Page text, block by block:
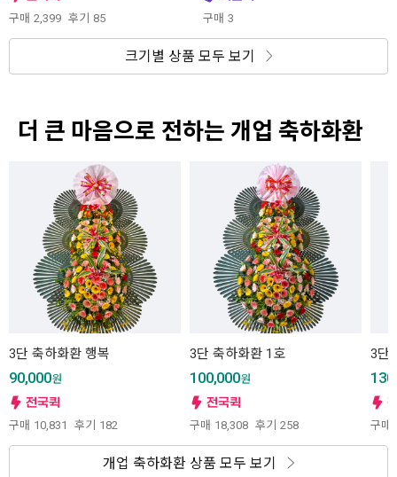
구매 2,399 후기 85 구매 3
크기별 상품 모두 보기
더 큰 마음으로 전하는 개업 축하화환
3단 축하화환 행복
90,000원
구매 10,831 후기 182
3단 축하화환 1호
100,000원
구매 18,308 후기 258
3단
구매
개업 축하화환 상품 모두 보기